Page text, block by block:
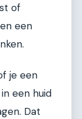
of
een
je een
een huid
Dat